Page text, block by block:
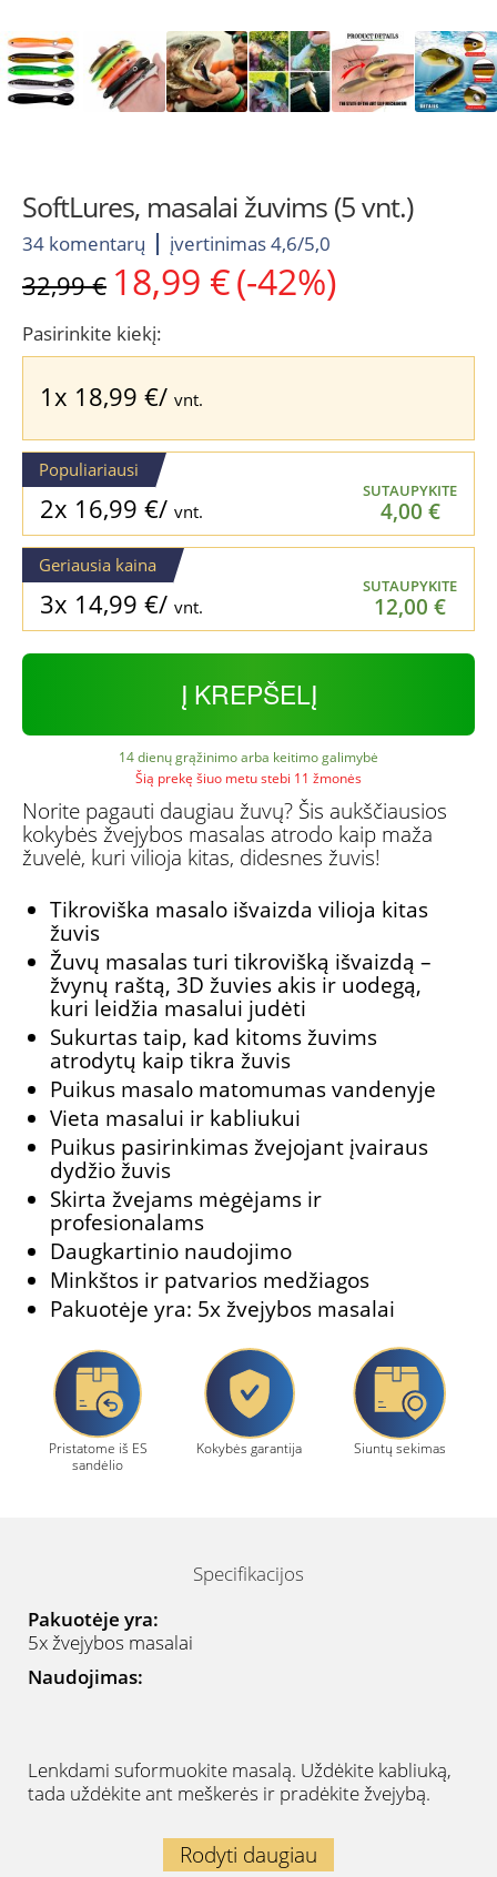
SoftLures, masalai žuvims (5 vnt.)
34 komentarų įvertinimas 4,6/5,0
32,99€ Original
price
was:
32,99 €.
18,99 € Current
price
18,99 €.
(-42%)
Pasirinkite kiekį:
1x 18,99 €/ vnt.
Populiariausi
2x 16,99 €/ vnt.
SUTAUPYKITE
4,00 €
Geriausia kaina
3x 14,99 €/ vnt.
SUTAUPYKITE
12,00 €
Į KREPŠELĮ
14 dienų grąžinimo arba keitimo galimybė
Šią prekę šiuo metu stebi 11 žmonės
Norite pagauti daugiau žuvų? Šis aukščiausios
kokybės žvejybos masalas atrodo kaip maža
žuvelė, kuri vilioja kitas, didesnes žuvis!
Tikroviška masalo išvaizda vilioja kitas
žuvis
Žuvų masalas turi tikrovišką išvaizdą –
žvynų raštą, 3D žuvies akis ir uodegą,
kuri leidžia masalui judėti
Sukurtas taip, kad kitoms žuvims
atrodytų kaip tikra žuvis
Puikus masalo matomumas vandenyje
Vieta masalui ir kabliukui
Puikus pasirinkimas žvejojant įvairaus
dydžio žuvis
Skirta žvejams mėgėjams ir
profesionalams
Daugkartinio naudojimo
Minkštos ir patvarios medžiagos
Pakuotėje yra: 5x žvejybos masalai
Pristatome iš ES
sandėlio
Kokybės garantija Siuntų sekimas
Specifikacijos
Pakuotėje yra:
5x žvejybos masalai
Naudojimas:
Lenkdami suformuokite masalą. Uždėkite kabliuką,
tada uždėkite ant meškerės ir pradėkite žvejybą.
Rodyti daugiau